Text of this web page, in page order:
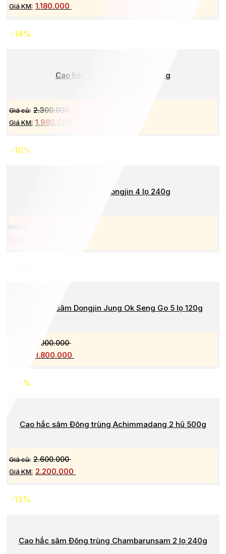
1.180.000
-14%
Cao hắc sâm Dongbo 4 lọ 250g
2.300.000
1.980.000
-10%
Cao hắc sâm Dongjin 4 lọ 240g
Cao hắc sâm Dongjin Jung Ok Seng Go 5 lọ 120g
2.000.000
1.800.000
-15%
Cao hắc sâm Đông trùng Achimmadang 2 hũ 500g
2.600.000
2.200.000
-13%
Cao hắc sâm Đông trùng Chambarunsam 2 lọ 240g